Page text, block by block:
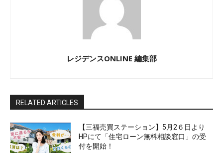
レジデンスONLINE 編集部
RELATED ARTICLES
【三福売買ステーション】5月2６日より
HPにて「住宅ローン無料相談窓口」の受
付を開始！